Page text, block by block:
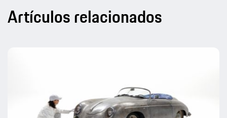
Artículos relacionados